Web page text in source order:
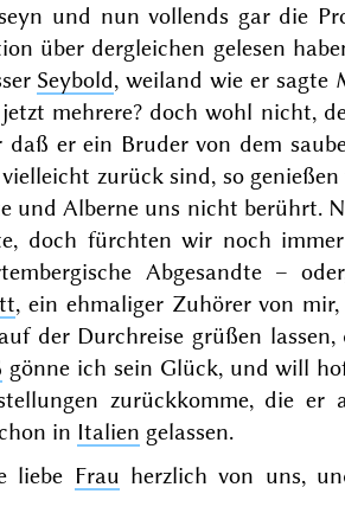
und nun vollends gar die
über dergleichen gelesen
Seybold, weiland wie er sagte
mehrere? doch wohl nicht,
er ein Bruder von dem
zurück sind, so genießen
und Alberne uns nicht berührt.
doch fürchten wir noch immer
Abgesandte –
, ein ehmaliger Zuhörer von
der Durchreise grüßen
gönne ich sein Glück, und will
zurückkomme, die er
in Italien gelassen.
liebe Frau herzlich von uns,